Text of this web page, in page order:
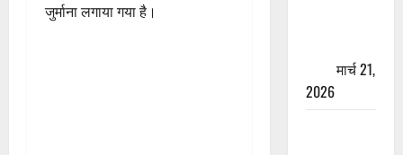
जुर्माना लगाया गया है।
मार्च 21,
2026